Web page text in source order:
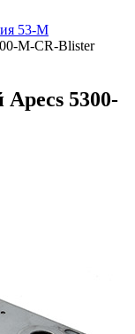
53-M
M-CR-Blister
5300-